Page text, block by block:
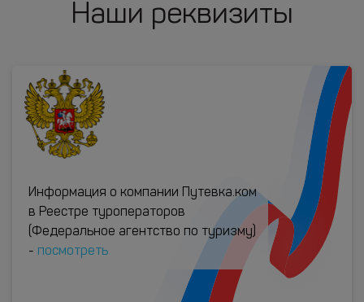
Наши реквизиты
Информация о компании Путевка.ком
в Реестре туроператоров
(Федеральное агентство по туризму)
- посмотреть